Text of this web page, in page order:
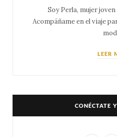
Soy Perla, mujer
Acompáñame en el viaje
LEER
CONÉCTATE